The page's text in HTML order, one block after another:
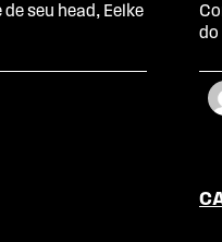
seu head, Eelke
do